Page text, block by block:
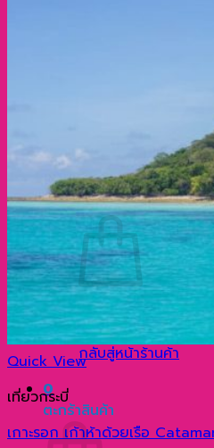
ทำไมภูเก็ต จึงมีชื่อเ
เกาะเจมส์บอนด์ ตำ
ค้นหา:
0
ไม่มีสินค้าในตะกร้า
กลับสู่หน้าร้านค้า
0
ตะกร้าสินค้า
Quick View
เที่ยวกระบี่
เกาะรอก เก้าห้าด้วยเรือ